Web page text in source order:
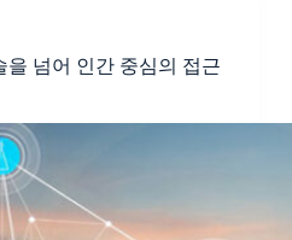
을 넘어 인간 중심의 접근